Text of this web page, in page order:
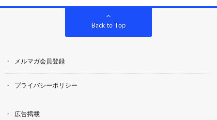
Back to Top
メルマガ会員登録
プライバシーポリシー
広告掲載